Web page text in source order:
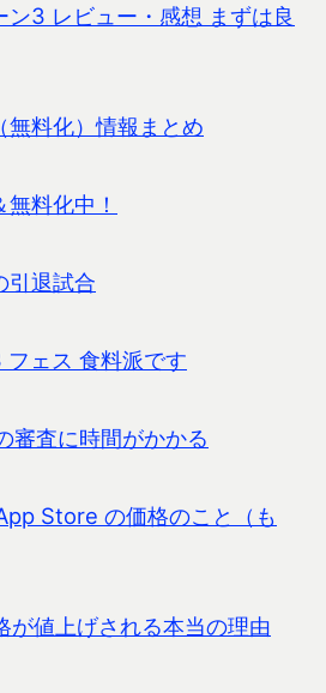
ン3 レビュー・感想 まずは良
無料化）情報まとめ
料化中！
引退試合
フェス 食料派です
審査に時間がかかる
Store の価格のこと（も
値上げされる本当の理由